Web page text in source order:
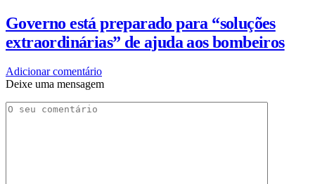
Governo está preparado para “soluções
extraordinárias” de ajuda aos bombeiros
Adicionar comentário
Deixe uma mensagem